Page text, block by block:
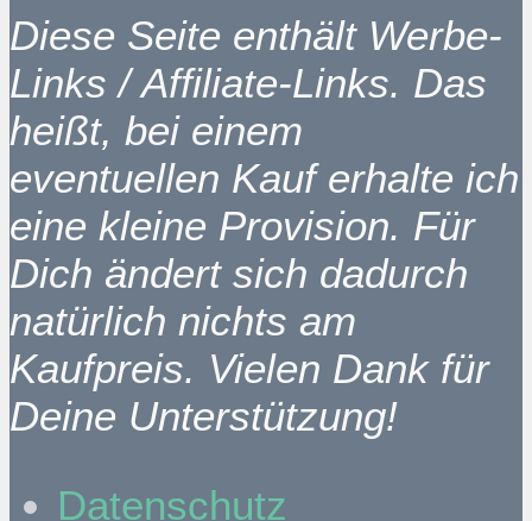
Diese Seite enthält Werbe-
Links / Affiliate-Links. Das
heißt, bei einem
eventuellen Kauf erhalte ich
eine kleine Provision. Für
Dich ändert sich dadurch
natürlich nichts am
Kaufpreis. Vielen Dank für
Deine Unterstützung!
Datenschutz